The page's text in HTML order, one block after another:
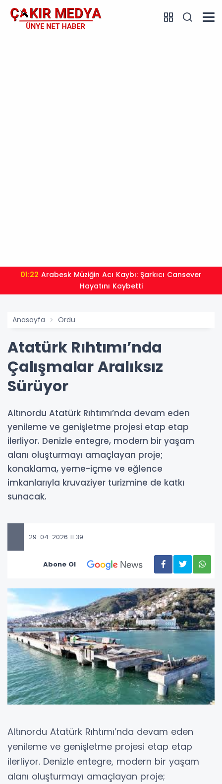
01:22
Hayatını Kaybetti
Anasayfa Ordu
Atatürk Rıhtımı’nda
Çalışmalar Aralıksız
Sürüyor
Altınordu Atatürk Rıhtımı’nda devam eden
yenileme ve genişletme projesi etap etap
ilerliyor. Denizle entegre, modern bir yaşam
alanı oluşturmayı amaçlayan proje;
konaklama, yeme-içme ve eğlence
imkanlarıyla kruvaziyer turizmine de katkı
sunacak.
29-04-2026 11:39
Abone Ol
Altınordu Atatürk Rıhtımı’nda devam eden
yenileme ve genişletme projesi etap etap
ilerliyor. Denizle entegre, modern bir yaşam
alanı oluşturmayı amaçlayan proje;